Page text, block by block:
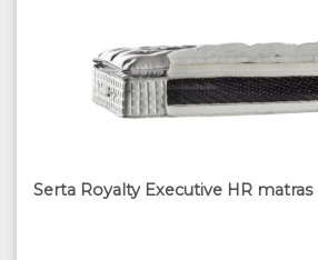
Serta Royalty Executive HR matras